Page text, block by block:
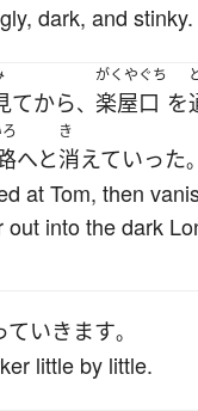
dark, and stinky.
てから、
がくやぐち
楽屋口 を
へと
き
消えていった。
at Tom, then
out into the dark
ていきます。
little by little.